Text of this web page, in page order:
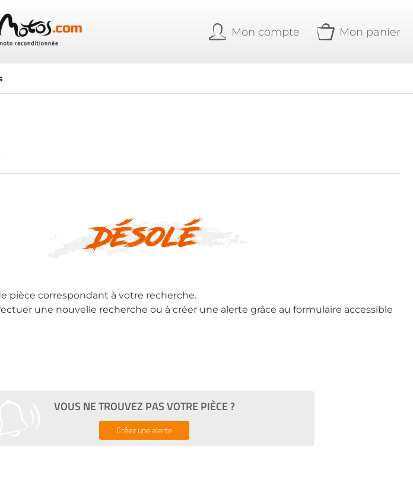
Mon compte Mon panier
Désolé
pièce correspondant à votre recherche.
une nouvelle recherche ou à créer une alerte grâce au formulaire accessible
VOUS NE TROUVEZ PAS VOTRE PIÈCE ?
Créez une alerte